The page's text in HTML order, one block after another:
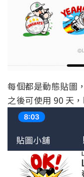
每個都是動態貼圖
之後可使用 90 天